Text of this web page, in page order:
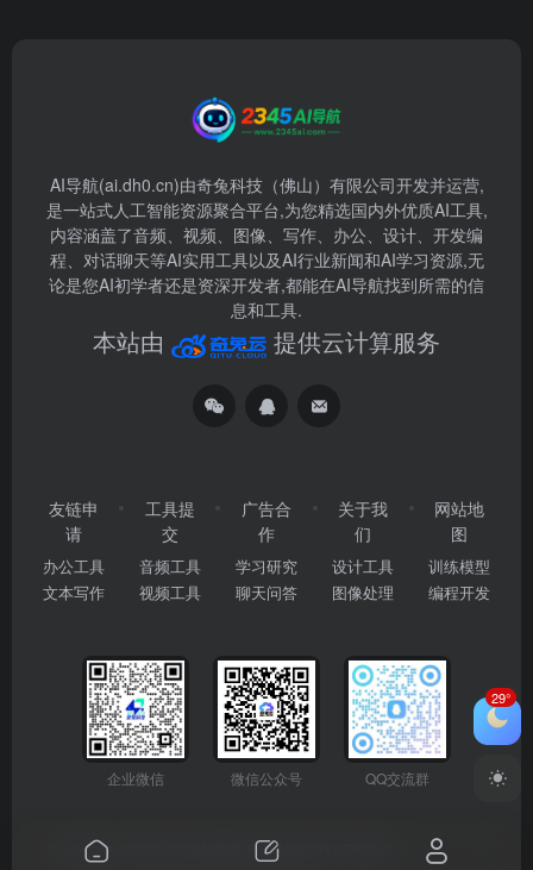
AI导航(ai.dh0.cn)由奇兔科技（佛山）有限公司开发并运营,
是一站式人工智能资源聚合平台,为您精选国内外优质AI工具,
内容涵盖了音频、视频、图像、写作、办公、设计、开发编
程、对话聊天等AI实用工具以及AI行业新闻和AI学习资源,无
论是您AI初学者还是资深开发者,都能在AI导航找到所需的信
息和工具.
本站由 提供云计算服务
友链申
请
办公工具
文本写作
工具提
交
音频工具
视频工具
广告合
作
学习研究
聊天问答
关于我
们
设计工具
图像处理
网站地
图
训练模型
编程开发
企业微信 微信公众号 QQ交流群
Copyright © 2026 粤ICP备2024177666号
29°